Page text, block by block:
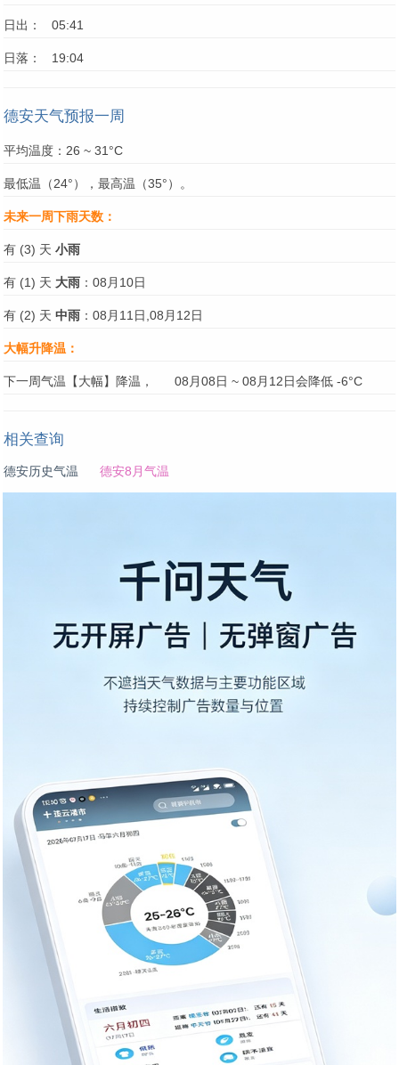
日出： 05:41
日落： 19:04
德安天气预报一周
平均温度：26 ~ 31°C
最低温（24°），最高温（35°）。
未来一周下雨天数：
有 (3) 天 小雨
有 (1) 天 大雨 ：08月10日
有 (2) 天 中雨 ：08月11日,08月12日
大幅升降温：
下一周气温【大幅】降温， 08月08日 ~ 08月12日会降低 -6°C
相关查询
德安历史气温 德安8月气温